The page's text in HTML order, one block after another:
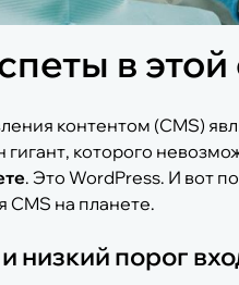
в этой
контентом (CMS)
которого
. Это WordPress. И вот
на планете.
низкий порог